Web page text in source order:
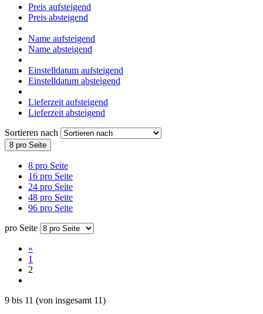
Preis aufsteigend
Preis absteigend
Name aufsteigend
Name absteigend
Einstelldatum aufsteigend
Einstelldatum absteigend
Lieferzeit aufsteigend
Lieferzeit absteigend
Sortieren nach
8 pro Seite
8 pro Seite
16 pro Seite
24 pro Seite
48 pro Seite
96 pro Seite
pro Seite
«
1
2
9 bis 11 (von insgesamt 11)